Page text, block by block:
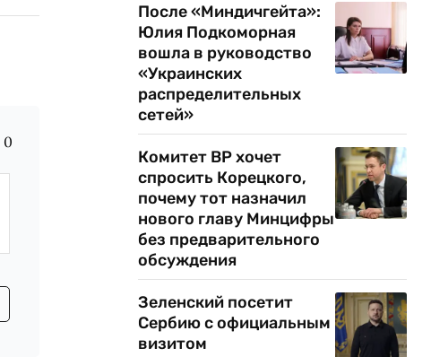
0
После «Миндичгейта»:
Юлия Подкоморная
вошла в руководство
«Украинских
распределительных
сетей»
Комитет ВР хочет
спросить Корецкого,
почему тот назначил
нового главу Минцифры
без предварительного
обсуждения
Зеленский посетит
Сербию с официальным
визитом